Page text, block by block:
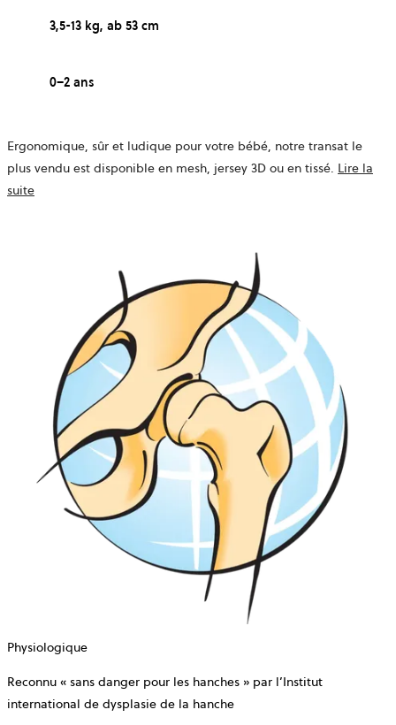
3,5-13 kg, ab 53 cm
0–2 ans
Ergonomique, sûr et ludique pour votre bébé, notre transat le
plus vendu est disponible en mesh, jersey 3D ou en tissé. Lire la
suite
Physiologique
Reconnu « sans danger pour les hanches » par l’Institut
international de dysplasie de la hanche